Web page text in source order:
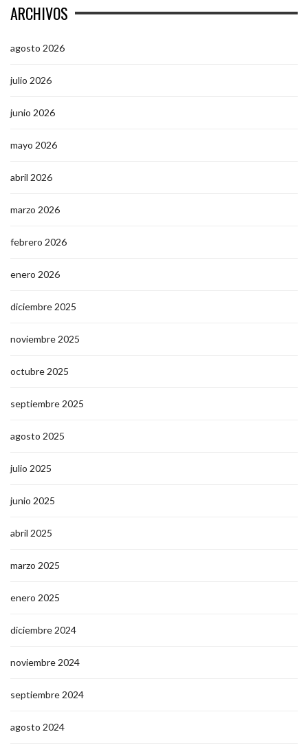
ARCHIVOS
agosto 2026
julio 2026
junio 2026
mayo 2026
abril 2026
marzo 2026
febrero 2026
enero 2026
diciembre 2025
noviembre 2025
octubre 2025
septiembre 2025
agosto 2025
julio 2025
junio 2025
abril 2025
marzo 2025
enero 2025
diciembre 2024
noviembre 2024
septiembre 2024
agosto 2024